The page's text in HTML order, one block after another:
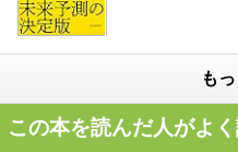
も
この本を読んだ人がよ